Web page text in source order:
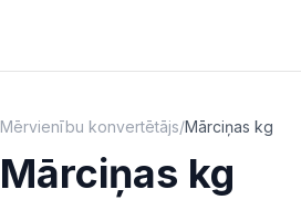
Mērvienību konvertētājs/Mārciņas kg
Mārciņas kg